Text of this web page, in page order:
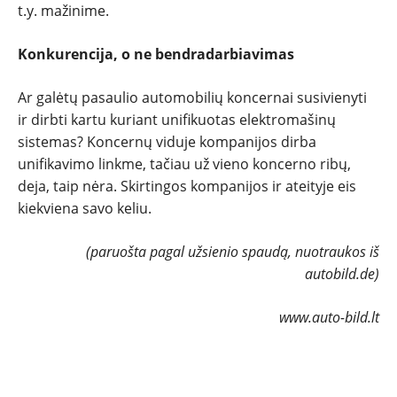
t.y. mažinime.
Konkurencija, o ne bendradarbiavimas
Ar galėtų pasaulio automobilių koncernai susivienyti
ir dirbti kartu kuriant unifikuotas elektromašinų
sistemas? Koncernų viduje kompanijos dirba
unifikavimo linkme, tačiau už vieno koncerno ribų,
deja, taip nėra. Skirtingos kompanijos ir ateityje eis
kiekviena savo keliu.
(paruošta pagal užsienio spaudą, nuotraukos iš
autobild.de)
www.auto-bild.lt